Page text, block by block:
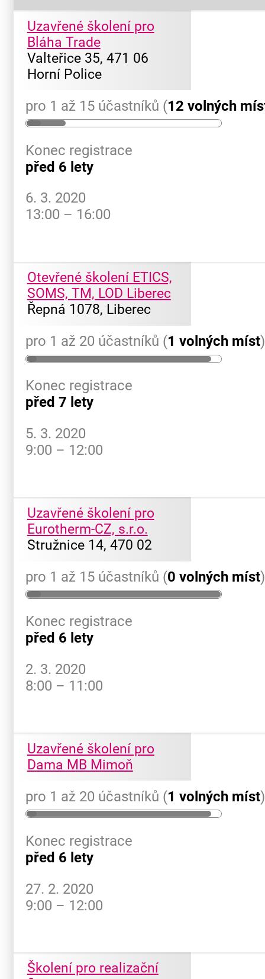
Uzavřené školení pro
Bláha Trade
Valteřice 35, 471 06
Horní Police
pro 1 až 15 účastníků (12 volných
Konec registrace
před 6 lety
6. 3. 2020
13:00 – 16:00
Otevřené školení ETICS,
SOMS, TM, LOD Liberec
Řepná 1078, Liberec
pro 1 až 20 účastníků (1 volných míst)
Konec registrace
před 7 lety
5. 3. 2020
9:00 – 12:00
Uzavřené školení pro
Eurotherm-CZ, s.r.o.
Stružnice 14, 470 02
pro 1 až 15 účastníků (0 volných míst)
Konec registrace
před 6 lety
2. 3. 2020
8:00 – 11:00
Uzavřené školení pro
Dama MB Mimoň
pro 1 až 20 účastníků (1 volných míst)
Konec registrace
před 6 lety
27. 2. 2020
9:00 – 12:00
Školení pro realizační